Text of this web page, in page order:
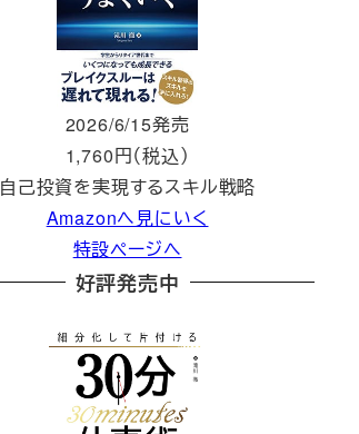
2026/6/15発売
1,760円（税込）
自己投資を実現するスキル戦略
Amazonへ見にいく
特設ページへ
好評発売中